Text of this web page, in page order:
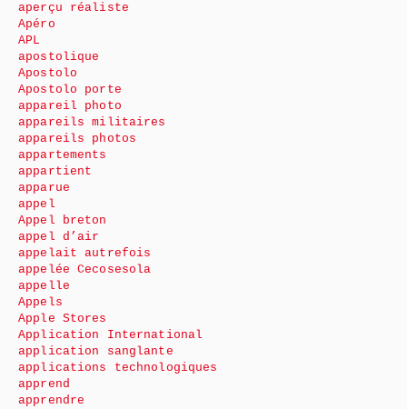
aperçu réaliste
Apéro
APL
apostolique
Apostolo
Apostolo porte
appareil photo
appareils militaires
appareils photos
appartements
appartient
apparue
appel
Appel breton
appel d’air
appelait autrefois
appelée Cecosesola
appelle
Appels
Apple Stores
Application International
application sanglante
applications technologiques
apprend
apprendre